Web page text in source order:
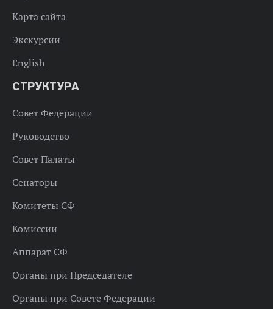
Карта сайта
Экскурсии
English
СТРУКТУРА
Совет Федерации
Руководство
Совет Палаты
Сенаторы
Комитеты СФ
Комиссии
Аппарат СФ
Органы при Председателе
Органы при Совете Федерации